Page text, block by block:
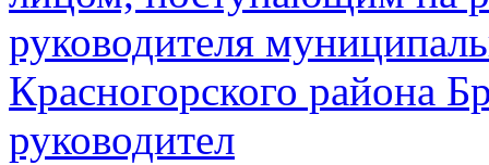
руководителя
Красногорского района
руководител